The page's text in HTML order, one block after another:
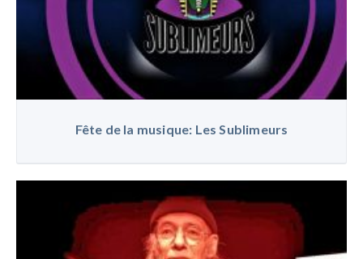
Fête de la musique: Les Sublimeurs